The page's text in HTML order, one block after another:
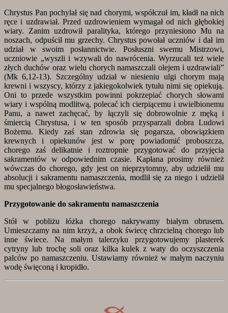
Chrystus Pan pochylał się nad chorymi, współczuł im, kładł na nich
ręce i uzdrawiał. Przed uzdrowieniem wymagał od nich głębokiej
wiary. Zanim uzdrowił paralityka, którego przyniesiono Mu na
noszach, odpuścił mu grzechy. Chrystus powołał uczniów i dał im
udział w swoim posłannictwie. Posłuszni swemu Mistrzowi,
uczniowie „wyszli i wzywali do nawrócenia. Wyrzucali też wiele
złych duchów oraz wielu chorych namaszczali olejem i uzdrawiali”
(Mk 6,12-13). Szczególny udział w niesieniu ulgi chorym mają
krewni i wszyscy, którzy z jakiegokolwiek tytułu nimi się opiekują.
Oni to przede wszystkim powinni pokrzepiać chorych słowami
wiary i wspólną modlitwą, polecać ich cierpiącemu i uwielbionemu
Panu, a nawet zachęcać, by łączyli się dobrowolnie z męką i
śmiercią Chrystusa, i w ten sposób przysparzali dobra Ludowi
Bożemu. Kiedy zaś stan zdrowia się pogarsza, obowiązkiem
krewnych i opiekunów jest w porę powiadomić proboszcza,
chorego zaś delikatnie i roztropnie przygotować do przyjęcia
sakramentów w odpowiednim czasie. Kapłana prosimy również
wówczas do chorego, gdy jest on nieprzytomny, aby udzielił mu
absolucji i sakramentu namaszczenia, modlił się za niego i udzielił
mu specjalnego błogosławieństwa.
Przygotowanie do sakramentu namaszczenia
Stół w pobliżu łóżka chorego nakrywamy białym obrusem.
Umieszczamy na nim krzyż, a obok świecę chrzcielną chorego lub
inne świece. Na małym talerzyku przygotowujemy plasterek
cytryny lub trochę soli oraz kilka kulek z waty do oczyszczenia
palców po namaszczeniu. Ustawiamy również w małym naczyniu
wodę święconą i kropidło.